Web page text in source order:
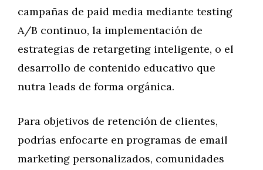
campañas de paid media mediante testing
A/B continuo, la implementación de
estrategias de retargeting inteligente, o el
desarrollo de contenido educativo que
nutra leads de forma orgánica.
Para objetivos de retención de clientes,
podrías enfocarte en programas de email
marketing personalizados, comunidades